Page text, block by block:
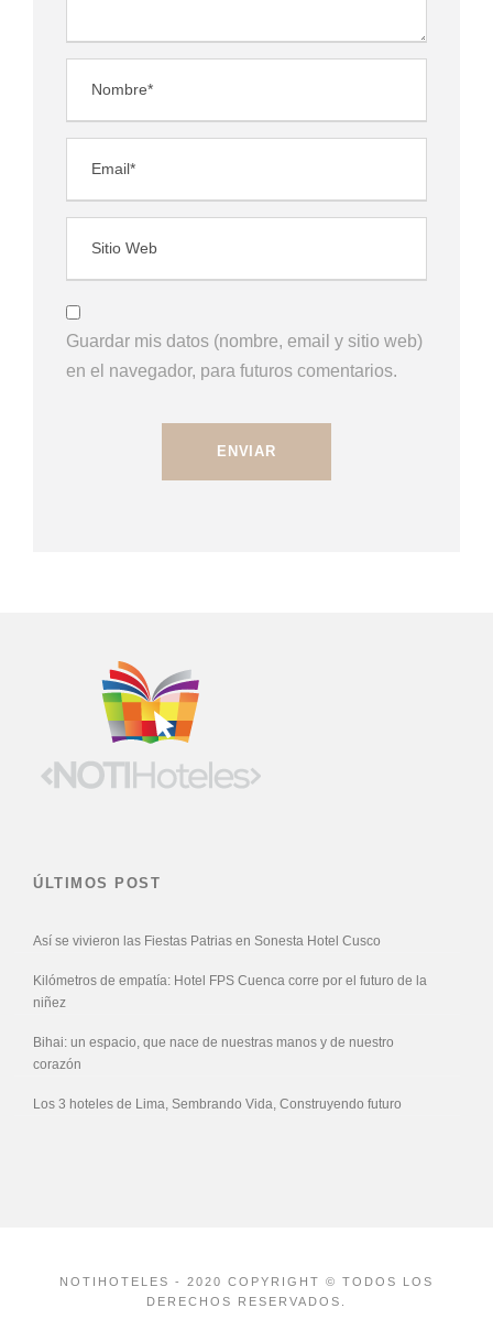
Guardar mis datos (nombre, email y sitio web)
en el navegador, para futuros comentarios.
ÚLTIMOS POST
Así se vivieron las Fiestas Patrias en Sonesta Hotel Cusco
Kilómetros de empatía: Hotel FPS Cuenca corre por el futuro de la
niñez
Bihai: un espacio, que nace de nuestras manos y de nuestro
corazón
Los 3 hoteles de Lima, Sembrando Vida, Construyendo futuro
NOTIHOTELES - 2020 COPYRIGHT © TODOS LOS
DERECHOS RESERVADOS.